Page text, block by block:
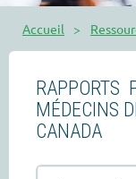
Accueil
RAPPORTS
MÉDECINS
CANADA